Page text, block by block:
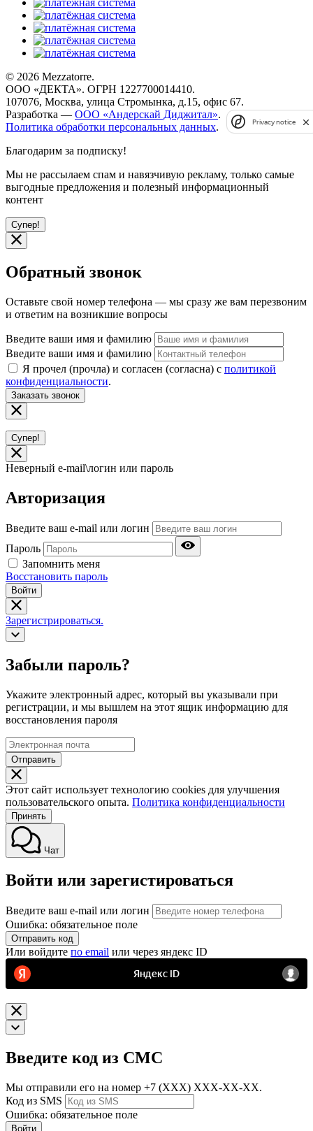
© 2026 Mezzatorre.
ООО «ДЕКТА». ОГРН 1227700014410.
107076, Москва, улица Стромынка, д.15, офис 67.
Разработка — ООО «Андерскай Диджитал».
Политика обработки персональных данных.
Благодарим за подписку!
Мы не рассылаем спам и навязчивую рекламу, только самые
выгодные предложения и полезный информационный
контент
Супер!
Обратный звонок
Оставьте свой номер телефона — мы сразу же вам перезвоним
и ответим на возникшие вопросы
Введите ваши имя и фамилию
Введите ваши имя и фамилию
Я прочел (прочла) и согласен (согласна) с политикой
конфиденциальности.
Заказать звонок
Супер!
Неверный e-mail\логин или пароль
Авторизация
Введите ваш e-mail или логин
Пароль
Запомнить меня
Восстановить пароль
Войти
Зарегистрироваться.
Забыли пароль?
Укажите электронный адрес, который вы указывали при
регистрации, и мы вышлем на этот ящик информацию для
восстановления пароля
Отправить
Этот сайт использует технологию cookies для улучшения
пользовательского опыта. Политика конфиденциальности
Принять
Чат
Войти или зарегистироваться
Введите ваш e-mail или логин
Ошибка: обязательное поле
Отправить код
Или войдите по email или через яндекс ID
Введите код из СМС
Мы отправили его на номер +7 (ХХХ) ХХХ-ХХ-ХХ.
Код из SMS
Ошибка: обязательное поле
Войти
Privacy notice